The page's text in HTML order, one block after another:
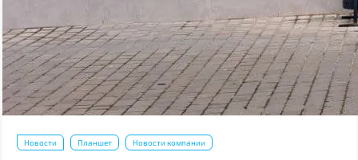
Новости Планшет Новости компании